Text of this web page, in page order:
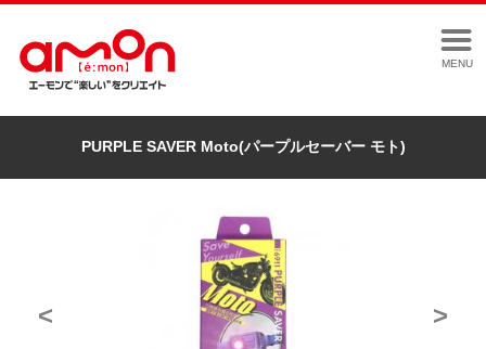
MENU
PURPLE SAVER Moto(パープルセーバー モト)
< >